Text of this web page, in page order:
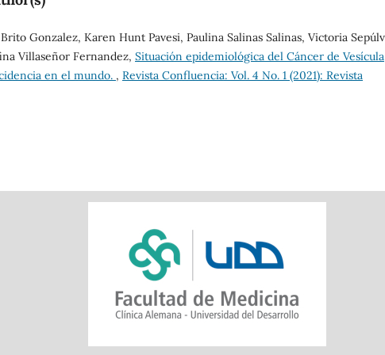
Gonzalez, Karen Hunt Pavesi, Paulina Salinas Salinas, Victoria
Villaseñor Fernandez, Situación epidemiológica del Cáncer de
en el mundo. , Revista Confluencia: Vol. 4 No. 1 (2021): Revista